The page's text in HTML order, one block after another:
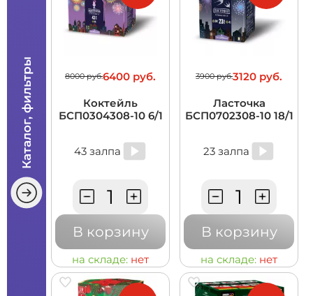
Каталог, фильтры 8000 руб.6400 руб.
Коктейль
БСП0304308-10 6/1
43 залпа
В корзину
на складе: нет
3900 руб.3120 руб.
Ласточка
БСП0702308-10 18/1
23 залпа
В корзину
на складе: нет